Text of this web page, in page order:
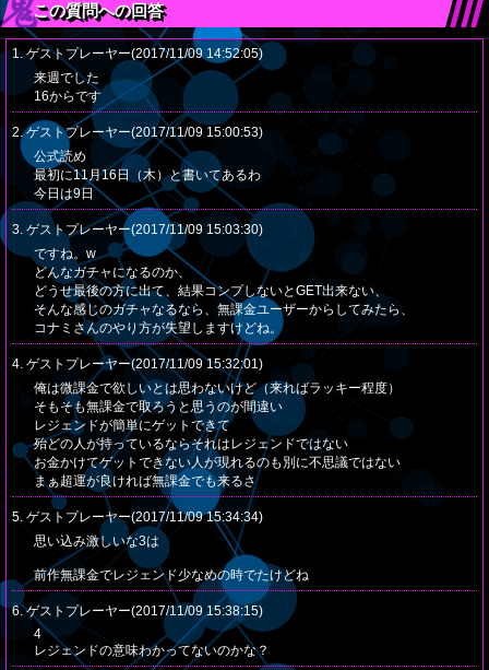
この質問への回答
1. ゲストプレーヤー(2017/11/09 14:52:05)
来週でした
16からです
2. ゲストプレーヤー(2017/11/09 15:00:53)
公式読め
最初に11月16日（木）と書いてあるわ
今日は9日
3. ゲストプレーヤー(2017/11/09 15:03:30)
ですね。w
どんなガチャになるのか、
どうせ最後の方に出て、結果コンプしないとGET出来ない、
そんな感じのガチャなるなら、無課金ユーザーからしてみたら、
コナミさんのやり方が失望しますけどね。
4. ゲストプレーヤー(2017/11/09 15:32:01)
俺は微課金で欲しいとは思わないけど（来ればラッキー程度）
そもそも無課金で取ろうと思うのが間違い
レジェンドが簡単にゲットできて
殆どの人が持っているならそれはレジェンドではない
お金かけてゲットできない人が現れるのも別に不思議ではない
まぁ超運が良ければ無課金でも来るさ
5. ゲストプレーヤー(2017/11/09 15:34:34)
思い込み激しいな3は
前作無課金でレジェンド少なめの時でたけどね
6. ゲストプレーヤー(2017/11/09 15:38:15)
4
レジェンドの意味わかってないのかな？